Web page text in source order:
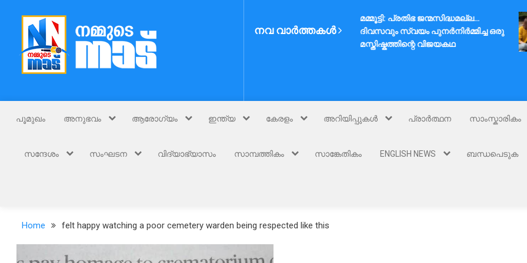
Nammude Naadu
നമ്മുടെ നാട്
നവ വാർത്തകൾ
മമ്മൂട്ടി: പ്രതിഭ ജന്മസിദ്ധമല്ല…
ദിവസവും സ്വയം പുനർനിർമ്മിച്ച ഒരു
മസ്തിഷ്കത്തിന്റെ വിജയകഥ
പൂമുഖം അനുഭവം ആരോഗ്യം ഇന്ത്യ കേരളം അറിയിപ്പുകൾ പ്രാർത്ഥന സാംസ്കാരികം
സന്ദേശം സംഘടന വിദ്യാഭ്യാസം സാമ്പത്തികം സാങ്കേതികം ENGLISH NEWS ബന്ധപെടുക
Home felt happy watching a poor cemetery warden being respected like this